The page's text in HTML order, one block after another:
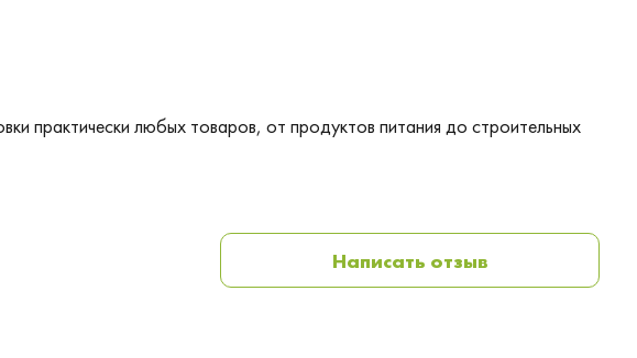
практически любых товаров, от продуктов питания до строительных
Написать отзыв